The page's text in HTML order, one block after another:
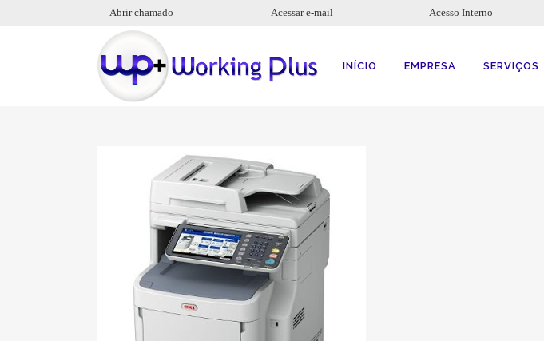
Abrir chamado Acessar e-mail Acesso Interno
INÍCIO EMPRESA SERVIÇOS